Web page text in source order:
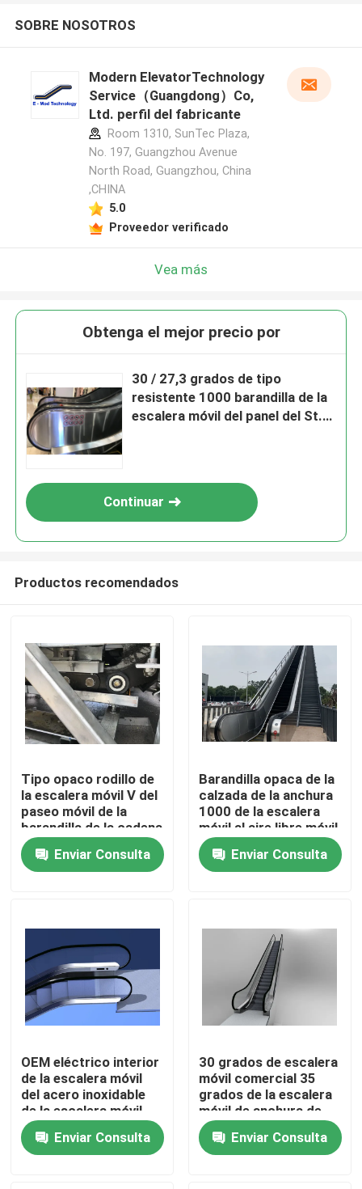
Hogar
productos
Sobre nosotros
Tour por la fábrica
Contáctenos
Noticias
Solicitar presupuesto
Modernización de la escalera móvil
SOBRE NOSOTROS
Modern ElevatorTechnology
Service（Guangdong）Co,
Ltd. perfil del fabricante
Room 1310, SunTec Plaza,
No. 197, Guangzhou Avenue
North Road, Guangzhou, China
,CHINA
5.0
Proveedor verificado
Vea más
Obtenga el mejor precio por
30 / 27,3 grados de tipo
resistente 1000 barandilla de la
escalera móvil del panel del St.
Continuar
Productos recomendados
Tipo opaco rodillo de
la escalera móvil V del
paseo móvil de la
barandilla de la cadena
del paso de escalera
móvil Enviar Consulta
Barandilla opaca de la
calzada de la anchura
1000 de la escalera
móvil al aire libre móvil
de la escalera móvil
Enviar Consulta
OEM eléctrico interior
de la escalera móvil
del acero inoxidable
de la escalera móvil
del centro comercial
de la impulsión de VF
Enviar Consulta
30 grados de escalera
móvil comercial 35
grados de la escalera
móvil de anchura de
cristal 600m m de la
barandillaEnviar Consulta